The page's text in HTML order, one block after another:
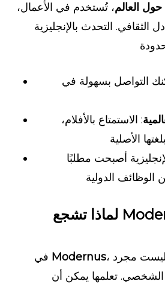
، تُستخدم في الأعمال،
الثقافي. التحدث بالإنجليزية
التواصل بسهولة في
: الاستمتاع بالأفلام،
أصبحت مطلبًا
لماذا تشجع Modernus على تعلم
Modernus، نؤمن بأن الإنجليزية ليست مجرد